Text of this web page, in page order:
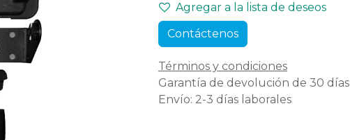
Agregar a la lista de deseos
Contáctenos
Términos y condiciones
Garantía de devolución de 30 días
Envío: 2-3 días laborales